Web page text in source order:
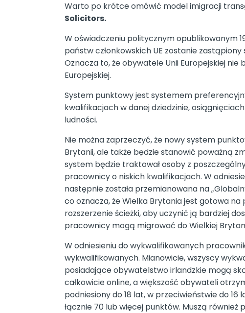
Warto po krótce omówić model imigracji
Solicitors.
W oświadczeniu politycznym opublikowanym
państw członkowskich UE zostanie
Oznacza to, że obywatele Unii Europejskiej
Europejskiej.
System punktowy jest systemem
kwalifikacjach w danej dziedzinie,
ludności.
Nie można zaprzeczyć, że nowy system
Brytanii, ale także będzie stanowić poważną
system będzie traktował osoby z
pracownicy o niskich kwalifikacjach. W
następnie została przemianowana na
co oznacza, że ​​Wielka Brytania jest gotowa
rozszerzenie ścieżki, aby uczynić ją bardziej
pracownicy mogą migrować do Wielkiej
W odniesieniu do wykwalifikowanych
wykwalifikowanych. Mianowicie, wszyscy
posiadające obywatelstwo irlandzkie mogą
całkowicie online, a większość obywateli
podniesiony do 18 lat, w przeciwieństwie do
łącznie 70 lub więcej punktów. Muszą